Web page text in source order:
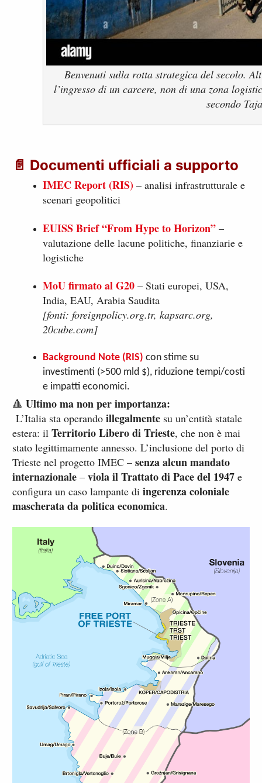
Benvenuti sulla rotta strategica del secolo.
l’ingresso di un carcere, non di una zona
secondo
📄 Documenti ufficiali a supporto
IMEC Report (RIS)– analisi infrastrutturale e
scenari geopolitici
EUISS Brief “From Hype to Horizon”–
valutazione delle lacune politiche, finanziarie e
logistiche
MoU firmato al G20– Stati europei, USA,
India, EAU, Arabia Saudita
[fonti: foreignpolicy.org.tr, kapsarc.org,
20cube.com]
Background Note (RIS) con stime su
investimenti (>500 mld $), riduzione tempi/costi
e impatti economici.
🔺Ultimo ma non per importanza:
L’Italia sta operandoillegalmente su un’entità statale
estera: ilTerritorio Libero di Trieste, che non è mai
stato legittimamente annesso. L’inclusione del porto di
Trieste nel progetto IMEC –senza alcun mandato
internazionale –viola il Trattato di Pace del 1947 e
configura un caso lampante diingerenza coloniale
mascherata da politica economica.